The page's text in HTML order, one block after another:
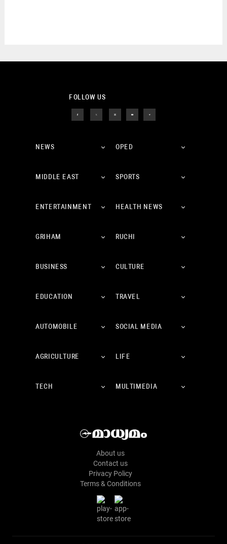
FOLLOW US
NEWS OPED
MIDDLE EAST SPORTS
ENTERTAINMENT HEALTH NEWS
GRIHAM RUCHI
BUSINESS CULTURE
EDUCATION TRAVEL
AUTOMOBILE SOCIAL MEDIA
AGRICULTURE LIFE
TECH MULTIMEDIA
About us
Contact us
Privacy Policy
Terms & Conditions